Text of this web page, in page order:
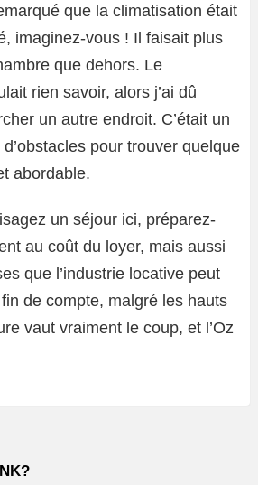
que la climatisation était
imaginez-vous ! Il faisait plus
que dehors. Le
rien savoir, alors j’ai dû
un autre endroit. C’était un
pour trouver quelque
abordable.
un séjour ici, préparez-
au coût du loyer, mais aussi
que l’industrie locative peut
de compte, malgré les hauts
vaut vraiment le coup, et l’Oz